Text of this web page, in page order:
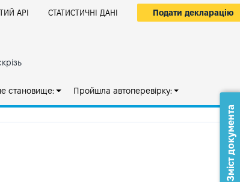
АРІ СТАТИСТИЧНІ ДАНІ Подати декларацію
становище: Пройшла автоперевірку:
Зміст документа